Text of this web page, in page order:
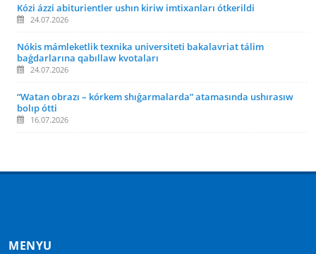
Kózi ázzi abiturientler ushın kiriw imtixanları ótkerildi
24.07.2026
Nókis mámleketlik texnika universiteti bakalavriat tálim
baǵdarlarına qabıllaw kvotaları
24.07.2026
“Watan obrazı – kórkem shıǵarmalarda” atamasında ushırasıw
bolıp ótti
16.07.2026
MENYU